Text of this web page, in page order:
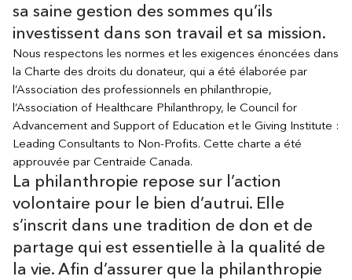
sa saine gestion des sommes qu’ils
investissent dans son travail et sa mission.
Nous respectons les normes et les exigences énoncées dans
la Charte des droits du donateur, qui a été élaborée par
l’Association des professionnels en philanthropie,
l’Association of Healthcare Philanthropy, le Council for
Advancement and Support of Education et le Giving Institute :
Leading Consultants to Non-Profits. Cette charte a été
approuvée par Centraide Canada.
La philanthropie repose sur l’action
volontaire pour le bien d’autrui. Elle
s’inscrit dans une tradition de don et de
partage qui est essentielle à la qualité de
la vie. Afin d’assurer que la philanthropie